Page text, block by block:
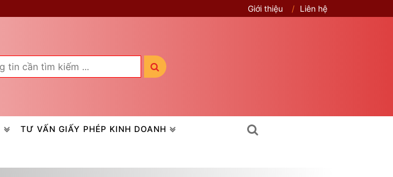
Giới thiệu Liên hệ
TƯ VẤN GIẤY PHÉP KINH DOANH